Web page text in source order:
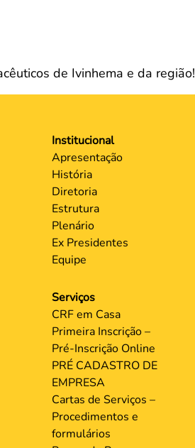
de Ivinhema e da região!
Institucional
Apresentação
História
Diretoria
Estrutura
Plenário
Ex Presidentes
Equipe
Serviços
CRF em Casa
Primeira Inscrição –
Pré-Inscrição Online
PRÉ CADASTRO DE
EMPRESA
Cartas de Serviços –
Procedimentos e
formulários